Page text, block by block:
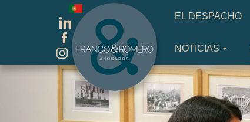
Seleccione su idioma
EL DESPACHO
NOTICIAS